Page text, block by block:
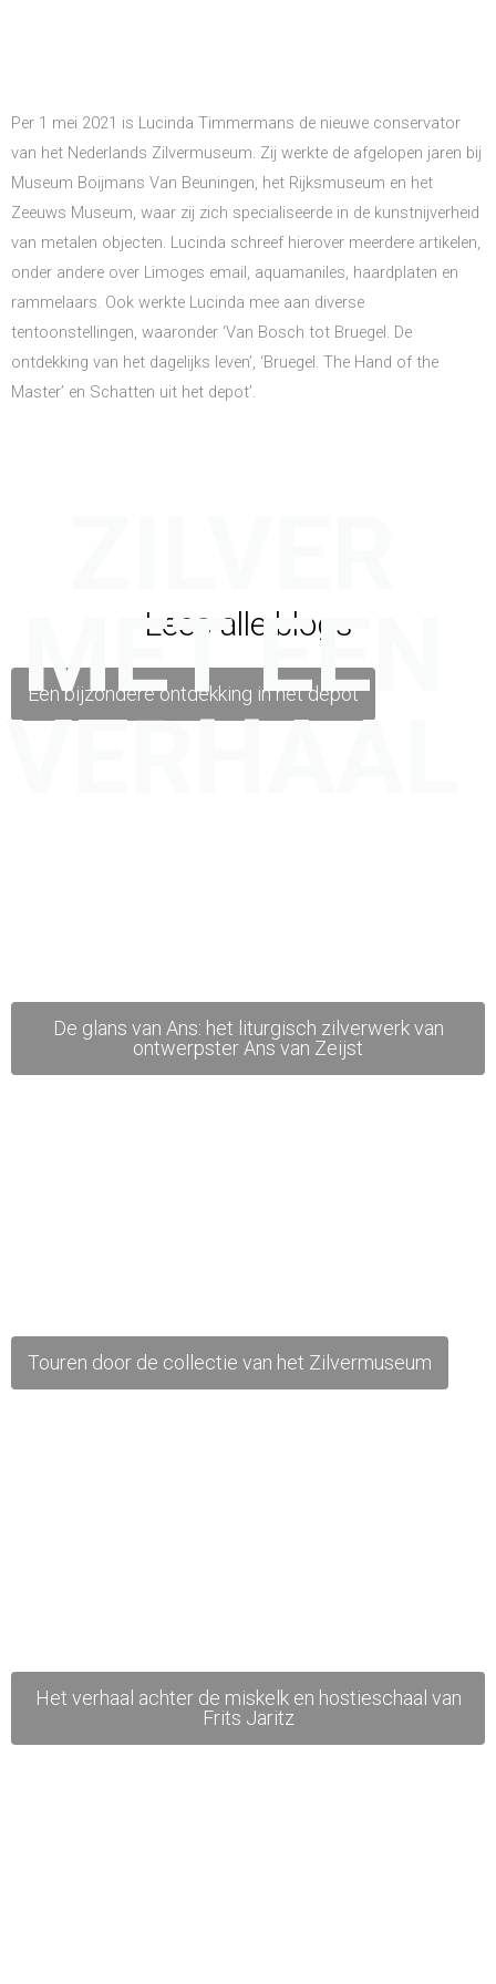
Per 1 mei 2021 is Lucinda Timmermans de nieuwe conservator
van het Nederlands Zilvermuseum. Zij werkte de afgelopen jaren bij
Museum Boijmans Van Beuningen, het Rijksmuseum en het
Zeeuws Museum, waar zij zich specialiseerde in de kunstnijverheid
van metalen objecten. Lucinda schreef hierover meerdere artikelen,
onder andere over Limoges email, aquamaniles, haardplaten en
rammelaars. Ook werkte Lucinda mee aan diverse
tentoonstellingen, waaronder ‘Van Bosch tot Bruegel. De
ontdekking van het dagelijks leven’, ‘Bruegel. The Hand of the
Master’ en Schatten uit het depot’.
MET EEN
VERHAAL
Lees alle blogs
Een bijzondere ontdekking in het depot
De glans van Ans: het liturgisch zilverwerk van
ontwerpster Ans van Zeijst
Touren door de collectie van het Zilvermuseum
Het verhaal achter de miskelk en hostieschaal van
Frits Jaritz